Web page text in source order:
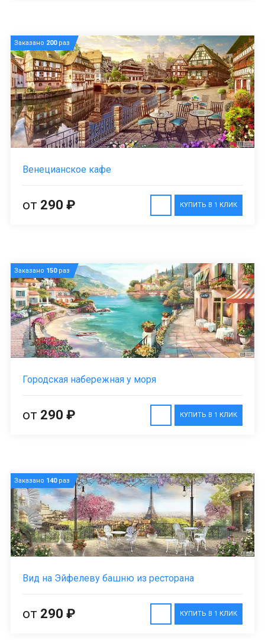
Заказано 200раз
Венецианское кафе
КУПИТЬ В 1 КЛИК
от 290 ₽
Заказано 150раз
Городская набережная у моря
КУПИТЬ В 1 КЛИК
от 290 ₽
Заказано 140раз
Вид на Эйфелеву башню из ресторана
КУПИТЬ В 1 КЛИК
от 290 ₽